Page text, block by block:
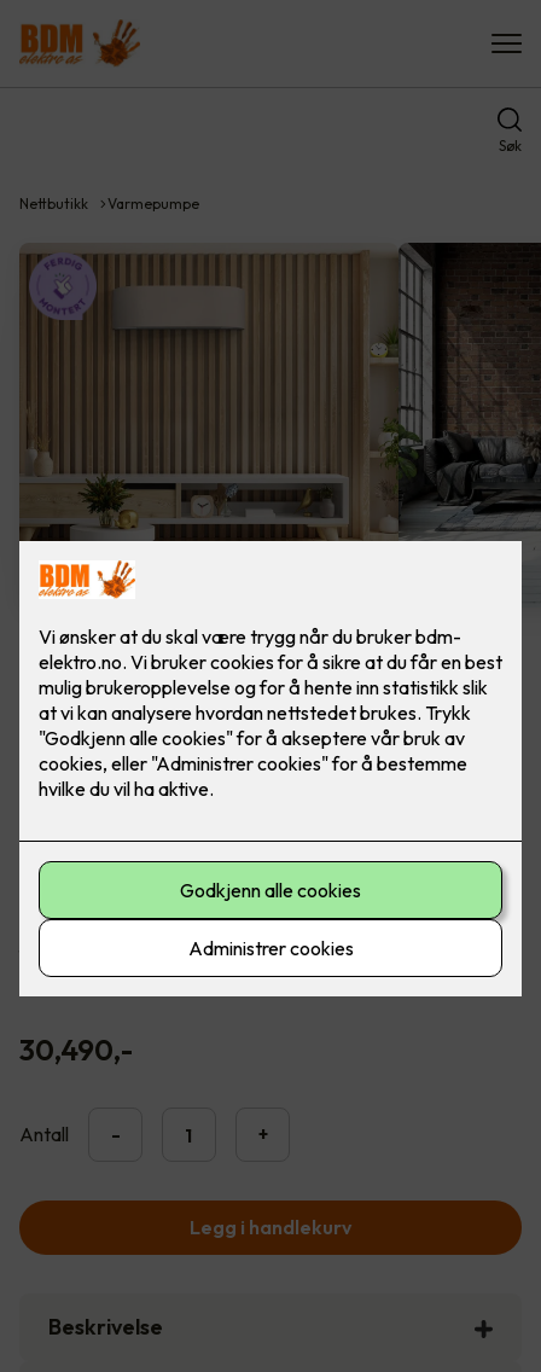
Søk
Nettbutikk Varmepumpe
Toshiba Signatur 25
Varmepumpe
Varmepumpen Toshiba Signatur 25 har et flott
fleste interiører. Inkludert montering.
Varmepumpen har høy varmeeffekt og en mengde nyttige
funksjoner. Signatur har energiklasse A+++, er meget
stillegående og ytelsesevnen er på topp.
30,490,-
Antall - +
Legg i handlekurv
Beskrivelse